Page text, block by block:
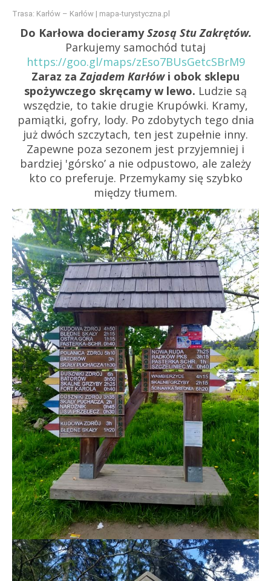
Trasa: Karłów – Karłów | mapa-turystyczna.pl
Do Karłowa docieramySzosą Stu Zakrętów.
Parkujemy samochód tutaj
https://goo.gl/maps/zEso7BUsGetcSBrM9
Zaraz zaZajadem Karłów i obok sklepu
spożywczego skręcamy w lewo. Ludzie są
wszędzie, to takie drugie Krupówki. Kramy,
pamiątki, gofry, lody. Po zdobytych tego dnia
już dwóch szczytach, ten jest zupełnie inny.
Zapewne poza sezonem jest przyjemniej i
bardziej 'górsko’ a nie odpustowo, ale zależy
kto co preferuje. Przemykamy się szybko
między tłumem.